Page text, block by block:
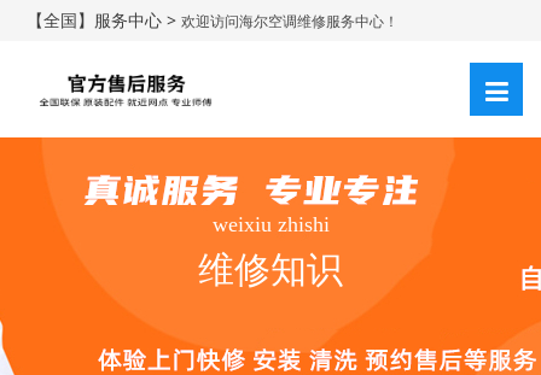
【全国】服务中心 >欢迎访问海尔空调维修服务中心！
weixiu zhishi
维修知识